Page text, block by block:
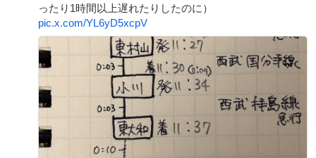
ったり1時間以上遅れたりしたのに）
pic.x.com/YL6yD5xcpV